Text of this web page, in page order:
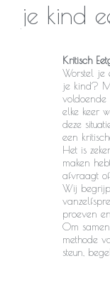
je kind
Kritisch
Worstel je
je kind?
elke keer
deze
een
Het is
maken
afvraagt
Wij
proeven
Om
methode
steun,